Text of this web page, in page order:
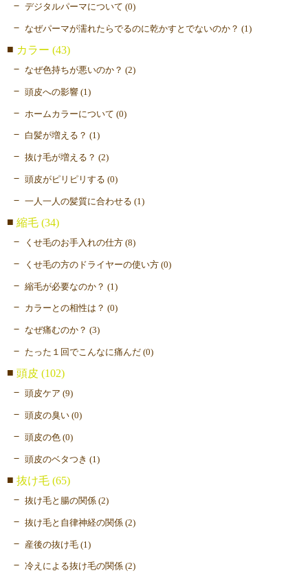
デジタルパーマについて (0)
なぜパーマが濡れたらでるのに乾かすとでないのか？ (1)
カラー (43)
なぜ色持ちが悪いのか？ (2)
頭皮への影響 (1)
ホームカラーについて (0)
白髪が増える？ (1)
抜け毛が増える？ (2)
頭皮がピリピリする (0)
一人一人の髪質に合わせる (1)
縮毛 (34)
くせ毛のお手入れの仕方 (8)
くせ毛の方のドライヤーの使い方 (0)
縮毛が必要なのか？ (1)
カラーとの相性は？ (0)
なぜ痛むのか？ (3)
たった１回でこんなに痛んだ (0)
頭皮 (102)
頭皮ケア (9)
頭皮の臭い (0)
頭皮の色 (0)
頭皮のベタつき (1)
抜け毛 (65)
抜け毛と腸の関係 (2)
抜け毛と自律神経の関係 (2)
産後の抜け毛 (1)
冷えによる抜け毛の関係 (2)